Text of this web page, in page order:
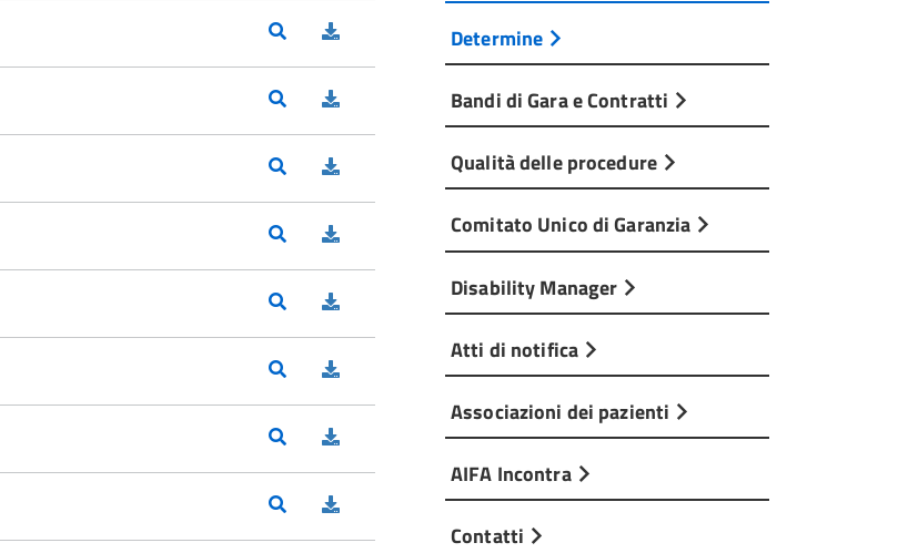
Determine
Bandi di Gara e Contratti
Qualità delle procedure
Comitato Unico di Garanzia
Disability Manager
Atti di notifica
Associazioni dei pazienti
AIFA Incontra
Contatti